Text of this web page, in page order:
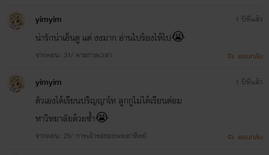
คอมเม้นติติงได้ แนะนำได้ วิจารณ์ได้ แซะได้ หยาบใส่ตัว
ละครได้ แต่ขอให้อยู่ในความพอดิบพอดี และมีเหตุมีผล
พ่อล่อแม่ของฟาง อันนี้ไม่อนุญาตเป็นอัน
ขาดเน้อ
yimyim
น่ารักน่าเอ็นดู แต่ งงมาก อ่านไปร้องไห้ไป😭
จากตอน: 31/ ตามกาลเวลา
1 ปีที่แล้ว
ตอบกลับ
yimyim
ตัวเองได้เรียนปริญญาโท ลูกกูไม่ได้เรียนต่อม
หาวิทยาลัยด้วยซ้ำ😭
จากตอน: 29/ การเฝ้ารอของพระอาทิตย์
1 ปีที่แล้ว
ตอบกลับ